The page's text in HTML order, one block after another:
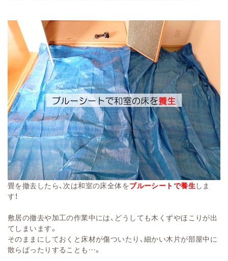
畳を撤去したら、次は和室の床全体をブルーシートで養生 しま
す！
敷居の撤去や加工の作業中には、どうしても木 くずやほこりが出
てしま います。
そのままに しておくと床材が傷ついたり、細かい木片が部屋中に
散らばったりするこ とも…。